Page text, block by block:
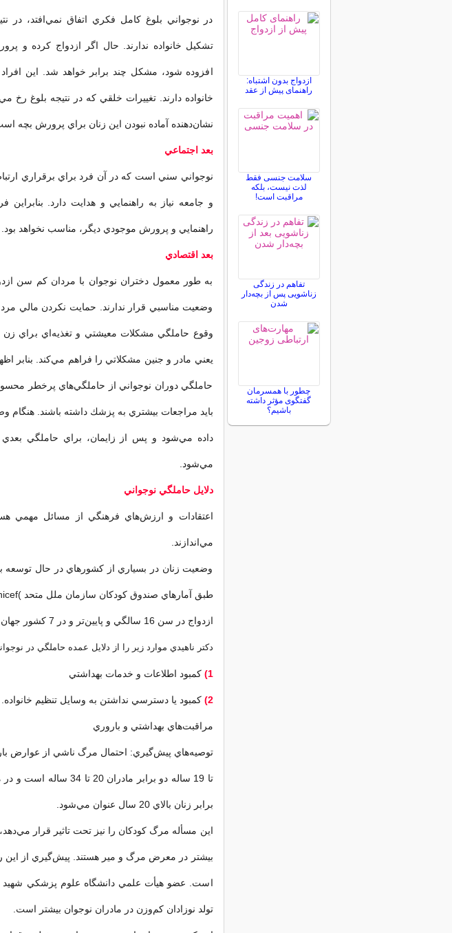
در نوجواني بلوغ كامل فكري اتفاق نمي‌افتد، در
تشكيل خانواده ندارند. حال اگر ازدواج كرده و
افزوده شود، مشكل چند برابر خواهد شد. اين افراد
خانواده دارند. تغييرات خلقي كه در نتيجه بلوغ
نشان‌دهنده آماده نبودن اين زنان براي پرورش بچه
بعد اجتماعي
نوجواني سني است كه در آن فرد براي برقراري
و جامعه نياز به راهنمايي و هدايت دارد. بنابراين
راهنمايي و پرورش موجودي ديگر، مناسب نخواهد بود.
بعد اقتصادي
به طور معمول دختران نوجوان با مردان كم سن
وضعيت مناسبي قرار ندارند. حمايت نكردن مالي
وقوع حاملگي مشكلات معيشتي و تغذيه‌اي براي زن
يعني مادر و جنين مشكلاتي را فراهم مي‌كند. بنابر
حاملگي دوران نوجواني از حاملگي‌هاي پرخطر
بايد مراجعات بيشتري به پزشك داشته باشند. هنگام
مي‌شود.
دلايل حاملگي نوجواني
اعتقادات و ارزش‌هاي فرهنگي از مسائل مهمي
مي‌اندازند.
وضعيت زنان در بسياري از كشورهاي در حال توسعه
ازدواج در سن 16 سالگي و پايين‌تر و در 7 كشور جهان از سن 12 سالگي صادر مي‌شود.
دكتر ناهيدي موارد زير را از دلايل عمده حاملگي در
1) كمبود اطلاعات و خدمات بهداشتي
2) كمبود يا دسترسي نداشتن به وسايل تنظيم خانواده.
مراقبت‌هاي بهداشتي و باروري
برابر زنان بالاي 20 سال عنوان مي‌شود.
اين مسأله مرگ كودكان را نيز تحت تاثير قرار
بيشتر در معرض مرگ و مير هستند. پيش‌گيري از اين
است. عضو هيأت علمي دانشگاه علوم پزشكي شهيد
تولد نوزادان كم‌وزن در مادران نوجوان بيشتر است.
ازدواج بدون اشتباه:
راهنمای پیش از عقد
سلامت جنسی فقط
لذت نیست، بلکه
مراقبت است!
تفاهم در زندگی
زناشویی پس از بچه‌دار
شدن
چطور با همسرمان
گفتگوی مؤثر داشته
باشیم؟